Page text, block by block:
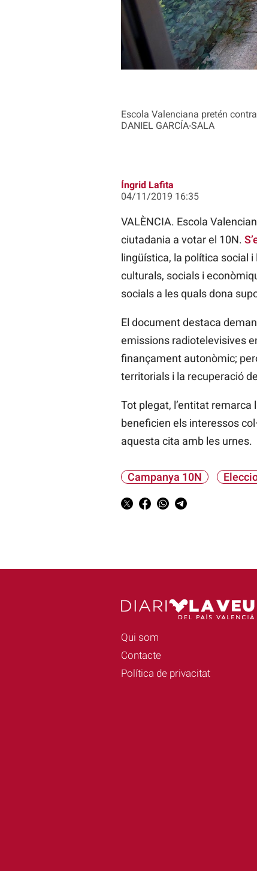
Escola Valenciana pretén
DANIEL GARCÍA-SALA
Íngrid Lafita
04/11/2019 16:35
VALÈNCIA. Escola
ciutadania a votar el 10N.
lingüística, la política social
culturals, socials i
socials a les quals dona
El document destaca
emissions radiotelevisives
finançament autonòmic;
territorials i la recuperació
Tot plegat, l’entitat remarca
beneficien els interessos
aquesta cita amb les urnes.
Campanya 10N
Qui som
Contacte
Política de privacitat